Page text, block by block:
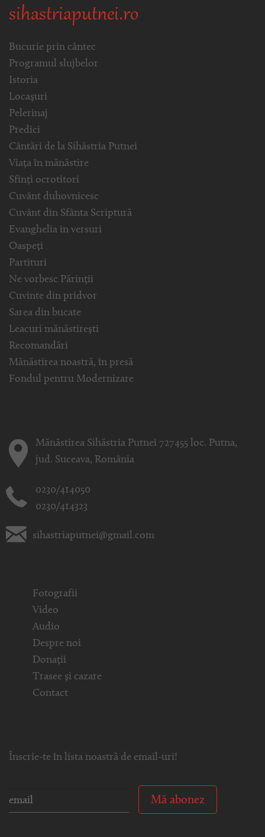
sihastriaputnei.ro
Bucurie prin cântec
Programul slujbelor
Istoria
Locașuri
Pelerinaj
Predici
Cântări de la Sihăstria Putnei
Viața în mănăstire
Sfinți ocrotitori
Cuvânt duhovnicesc
Cuvânt din Sfânta Scriptură
Evanghelia in versuri
Oaspeți
Partituri
Ne vorbesc Părinții
Cuvinte din pridvor
Sarea din bucate
Leacuri mănăstirești
Recomandări
Mănăstirea noastră, în presă
Fondul pentru Modernizare
Mănăstirea Sihăstria Putnei 727455 loc. Putna,
jud. Suceava, România
0230/414050
0230/414323
sihastriaputnei@gmail.com
Fotografii
Video
Audio
Despre noi
Donații
Trasee și cazare
Contact
Înscrie-te în lista noastră de email-uri!
Mă abonez